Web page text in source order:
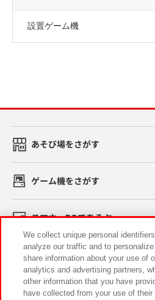
設置ゲーム機
あそび場をさがす
ゲーム機をさがす
スマホ・PCであそぶ
イベント・キャンペーン
We collect unique personal
analyze our traffic and to
share information about your use of
analytics and advertising partners,
other information that you have
have collected from your use of